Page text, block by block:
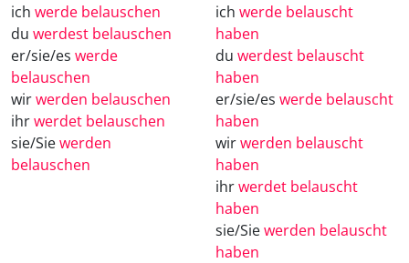
ich werde belauschen
du werdest belauschen
er/sie/es werde
belauschen
wirwerden belauschen
ihrwerdet belauschen
sie/Siewerden
belauschen
ich werde belauscht
haben
du werdest belauscht
haben
er/sie/es werde belauscht
haben
wirwerden belauscht
haben
ihrwerdet belauscht
haben
sie/Siewerden belauscht
haben